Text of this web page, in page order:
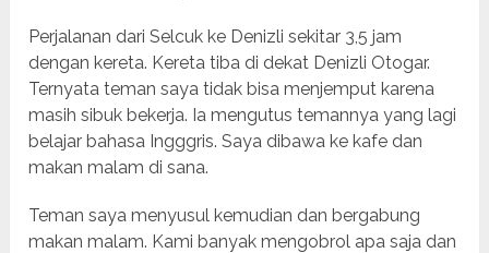
Perjalanan dari Selcuk ke Denizli sekitar 3,5 jam
dengan kereta. Kereta tiba di dekat Denizli Otogar.
Ternyata teman saya tidak bisa menjemput karena
masih sibuk bekerja. Ia mengutus temannya yang lagi
belajar bahasa Ingggris. Saya dibawa ke kafe dan
makan malam di sana.
Teman saya menyusul kemudian dan bergabung
makan malam. Kami banyak mengobrol apa saja dan